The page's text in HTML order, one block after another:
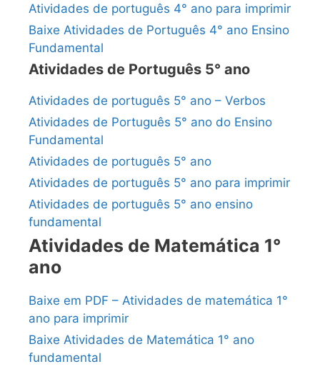
Atividades de português 4° ano para imprimir
Baixe Atividades de Português 4° ano Ensino
Fundamental
Atividades de Português 5° ano
Atividades de português 5° ano – Verbos
Atividades de Português 5° ano do Ensino
Fundamental
Atividades de português 5° ano
Atividades de português 5° ano para imprimir
Atividades de português 5° ano ensino
fundamental
Atividades de Matemática 1°
ano
Baixe em PDF – Atividades de matemática 1°
ano para imprimir
Baixe Atividades de Matemática 1° ano
fundamental